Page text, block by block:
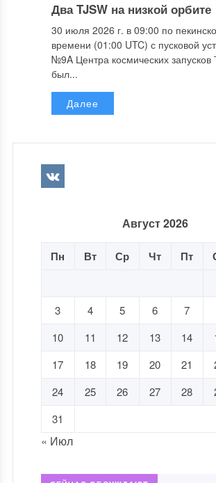
Два TJSW на низкой орбите
30 июля 2026 г. в 09:00 по
времени (01:00 UTC) с пусковой
№9A Центра космических
был...
Далее
Август 2026
Пн Вт Ср Чт Пт
3
4 5 6 7
10
11 12 13 14
17
18 19 20 21
24
25 26 27 28
31
« Июл